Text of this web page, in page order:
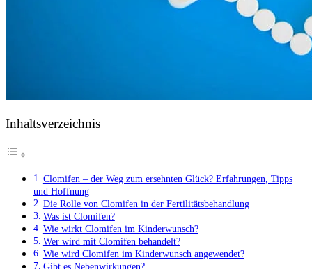
Inhaltsverzeichnis
Clomifen – der Weg zum ersehnten Glück? Erfahrungen, Tipps
und Hoffnung
Die Rolle von Clomifen in der Fertilitätsbehandlung
Was ist Clomifen?
Wie wirkt Clomifen im Kinderwunsch?
Wer wird mit Clomifen behandelt?
Wie wird Clomifen im Kinderwunsch angewendet?
Gibt es Nebenwirkungen?